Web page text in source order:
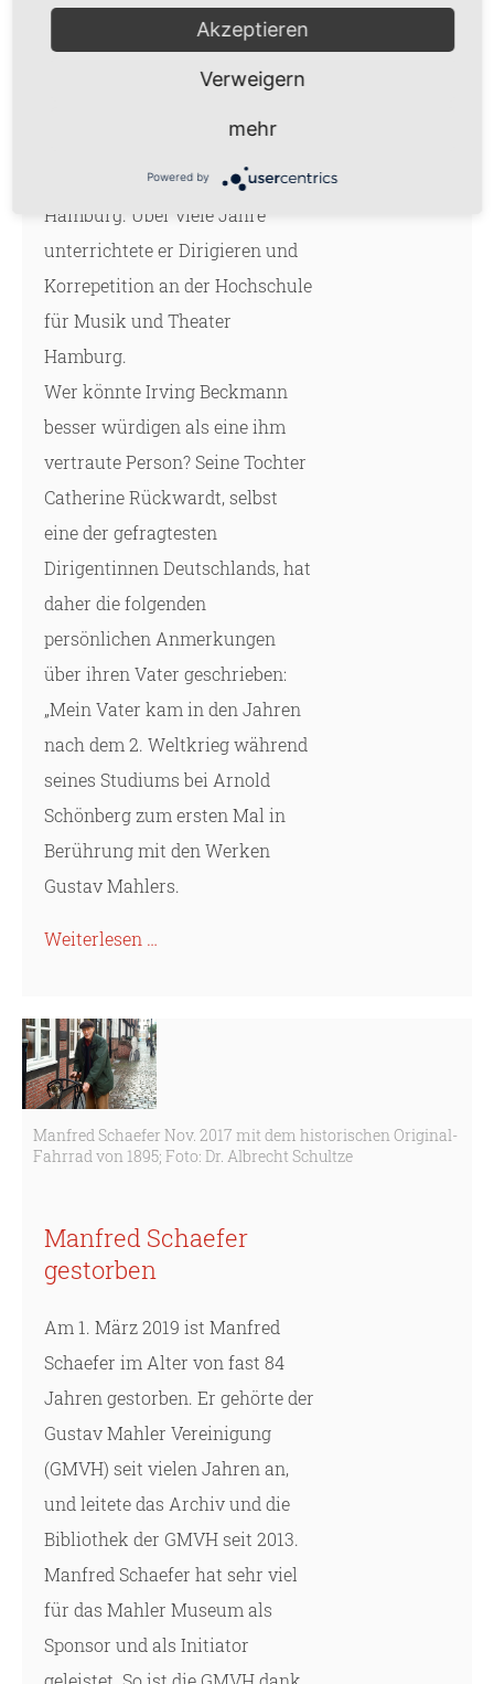
Prof. Irving Beckmann starb
bereits im Juli 2018 im Alter von
den Ehrenmitgliedern der
Gustav Mahler Vereinigung
Hamburg. Über viele Jahre
unterrichtete er Dirigieren und
Korrepetition an der Hochschule
für Musik und Theater
Hamburg.
Wer könnte Irving Beckmann
besser würdigen als eine ihm
vertraute Person? Seine Tochter
Catherine Rückwardt, selbst
eine der gefragtesten
Dirigentinnen Deutschlands, hat
daher die folgenden
persönlichen Anmerkungen
über ihren Vater geschrieben:
„Mein Vater kam in den Jahren
nach dem 2. Weltkrieg während
seines Studiums bei Arnold
Schönberg zum ersten Mal in
Berührung mit den Werken
Gustav Mahlers.
Weiterlesen …
Manfred Schaefer Nov. 2017 mit dem historischen Original-
Fahrrad von 1895; Foto: Dr. Albrecht Schultze
Manfred Schaefer
gestorben
Am 1. März 2019 ist Manfred
Schaefer im Alter von fast 84
Jahren gestorben. Er gehörte der
Gustav Mahler Vereinigung
(GMVH) seit vielen Jahren an,
und leitete das Archiv und die
Bibliothek der GMVH seit 2013.
Manfred Schaefer hat sehr viel
für das Mahler Museum als
Sponsor und als Initiator
Akzeptieren
Verweigern
mehr
Powered by